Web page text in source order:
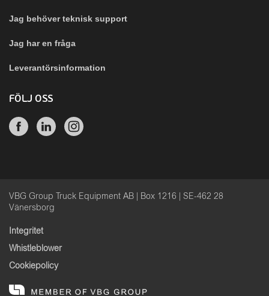
Jag behöver teknisk support
Jag har en fråga
Leverantörsinformation
FÖLJ OSS
VBG Group Truck Equipment AB | Box 1216 | SE-462 28
Vänersborg
Integritet
Whistleblower
Cookiepolicy